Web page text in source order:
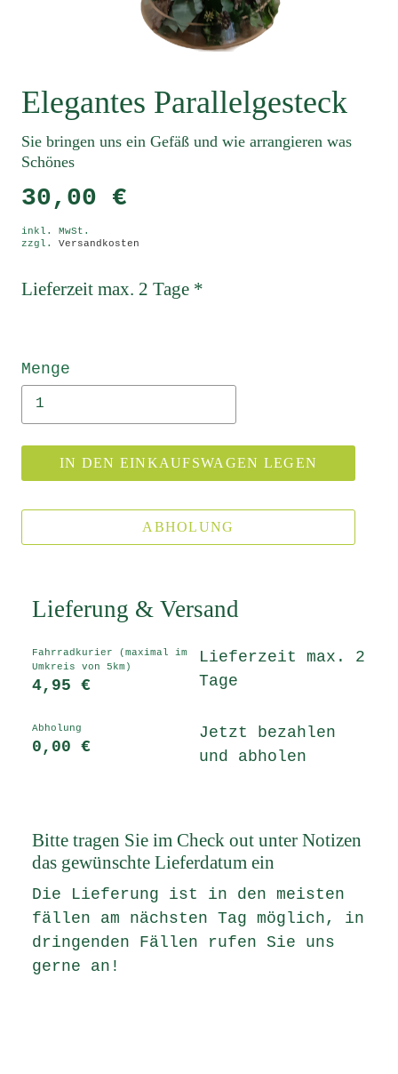
Elegantes Parallelgesteck
Sie bringen uns ein Gefäß und wie arrangieren was
Schönes
30,00 €
inkl. MwSt.
zzgl. Versandkosten
Lieferzeit max. 2 Tage *
Menge
IN DEN EINKAUFSWAGEN LEGEN
ABHOLUNG
Lieferung & Versand
Fahrradkurier (maximal im
Umkreis von 5km)
4,95 €
Lieferzeit max. 2
Tage
Abholung
0,00 €
Jetzt bezahlen
und abholen
Bitte tragen Sie im Check out unter Notizen
das gewünschte Lieferdatum ein
Die Lieferung ist in den meisten
fällen am nächsten Tag möglich, in
dringenden Fällen rufen Sie uns
gerne an!